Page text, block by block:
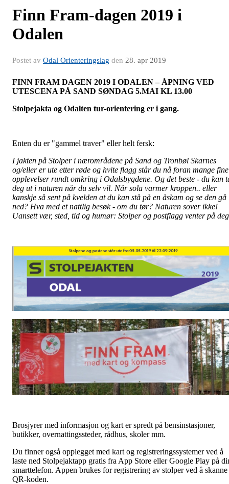
Finn Fram-dagen 2019 i
Odalen
Postet av Odal Orienteringslag den 28. apr 2019
FINN FRAM DAGEN 2019 I ODALEN – ÅPNING VED
UTESCENA PÅ SAND SØNDAG 5.MAI KL 13.00
Stolpejakta og Odalten tur-orientering er i gang.
Enten du er "gammel traver" eller helt fersk:
I jakten på Stolper i nærområdene på Sand og Tronbøl Skarnes
og/eller er ute etter røde og hvite flagg står du nå foran mange fine
opplevelser rundt omkring i Odalsbygdene. Og det beste - du kan
deg ut i naturen når du selv vil. Når sola varmer kroppen.. eller
kanskje så sent på kvelden at du kan stå på en åskam og se den gå
ned? Hva med et nattlig besøk - om du tør? Naturen sover ikke!
Uansett vær, sted, tid og humør: Stolper og postflagg venter på
Brosjyrer med informasjon og kart er spredt på bensinstasjoner,
butikker, overnattingssteder, rådhus, skoler mm.
Du finner også opplegget med kart og registreringssystemer ved å
laste ned Stolpejaktapp gratis fra App Store eller Google Play på
smarttelefon. Appen brukes for registrering av stolper ved å skanne
QR-koden.